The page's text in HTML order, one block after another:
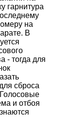
гарнитура
на
В
- тогда для
сброса
и отбоя